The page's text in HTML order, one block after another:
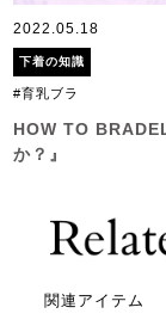
2022.05.18
下着の知識
#育乳ブラ
HOW TO
か？』
関連アイテム